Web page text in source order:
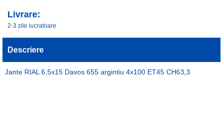
Livrare:
2-3 zile lucratoare
Descriere
Jante RIAL 6,5x15 Davos 655 argintiu 4x100 ET45 CH63,3